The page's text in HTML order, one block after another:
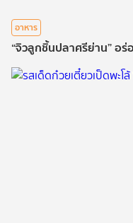
อาหาร
“จิวลูกชิ้นปลาศรีย่าน” อร่